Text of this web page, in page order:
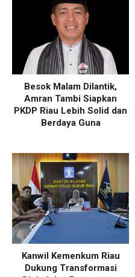
Besok Malam Dilantik,
Amran Tambi Siapkan
PKDP Riau Lebih Solid dan
Berdaya Guna
Kanwil Kemenkum Riau
Dukung Transformasi